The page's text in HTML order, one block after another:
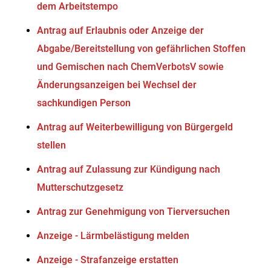
dem Arbeitstempo
Antrag auf Erlaubnis oder Anzeige der
Abgabe/Bereitstellung von gefährlichen Stoffen
und Gemischen nach ChemVerbotsV sowie
Änderungsanzeigen bei Wechsel der
sachkundigen Person
Antrag auf Weiterbewilligung von Bürgergeld
stellen
Antrag auf Zulassung zur Kündigung nach
Mutterschutzgesetz
Antrag zur Genehmigung von Tierversuchen
Anzeige - Lärmbelästigung melden
Anzeige - Strafanzeige erstatten